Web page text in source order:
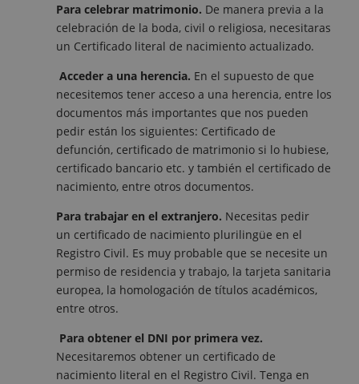
Para celebrar matrimonio. De manera previa a la
celebración de la boda, civil o religiosa, necesitaras
un Certificado literal de nacimiento actualizado.
Acceder a una herencia. En el supuesto de que
necesitemos tener acceso a una herencia, entre los
documentos más importantes que nos pueden
pedir están los siguientes: Certificado de
defunción, certificado de matrimonio si lo hubiese,
certificado bancario etc. y también el certificado de
nacimiento, entre otros documentos.
Para trabajar en el extranjero. Necesitas pedir
un certificado de nacimiento plurilingüe en el
Registro Civil. Es muy probable que se necesite un
permiso de residencia y trabajo, la tarjeta sanitaria
europea, la homologación de títulos académicos,
entre otros.
Para obtener el DNI por primera vez.
Necesitaremos obtener un certificado de
nacimiento literal en el Registro Civil. Tenga en